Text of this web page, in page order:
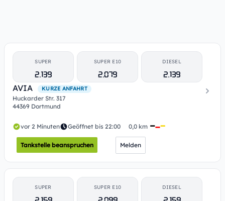
SUPER
2.139
SUPER E10
2.079
DIESEL
2.139
AVIA
KURZE ANFAHRT
Huckarder Str. 317
44369 Dortmund
vor 2 Minuten Geöffnet bis 22:00 0,0 km
Tankstelle beanspruchen Melden
SUPER SUPER E10 DIESEL